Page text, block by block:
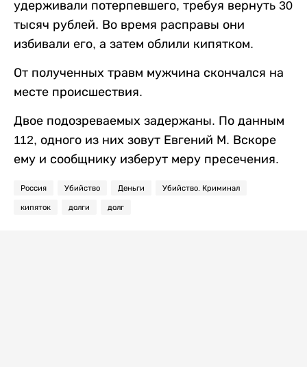
удерживали потерпевшего, требуя вернуть 30
тысяч рублей. Во время расправы они
избивали его, а затем облили кипятком.
От полученных травм мужчина скончался на
месте происшествия.
Двое подозреваемых задержаны. По данным
112, одного из них зовут Евгений М. Вскоре
ему и сообщнику изберут меру пресечения.
Россия Убийство Деньги Убийство. Криминал
кипяток долги долг